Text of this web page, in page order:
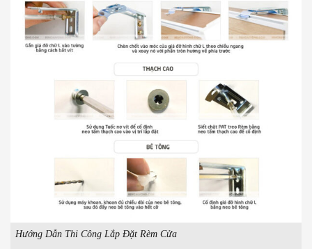
Hướng Dẫn Thi Công Lắp Đặt Rèm Cửa